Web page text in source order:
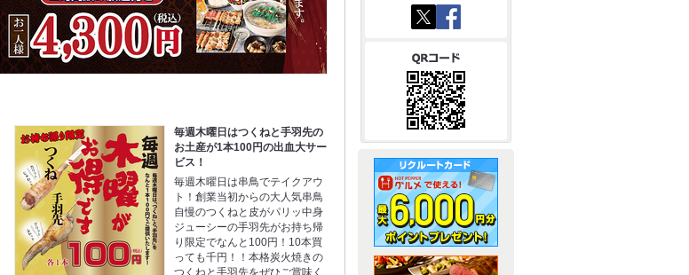
毎週木曜日はつくねと手羽先の
お土産が1本100円の出血大サー
ビス！
毎週木曜日は串鳥でテイクアウ
ト！創業当初からの大人気串鳥
自慢のつくねと皮がパリッ中身
ジューシーの手羽先がお持ち帰
り限定でなんと100円！10本買
っても千円！！本格炭火焼きの
つくねと手羽先をぜひご賞味く